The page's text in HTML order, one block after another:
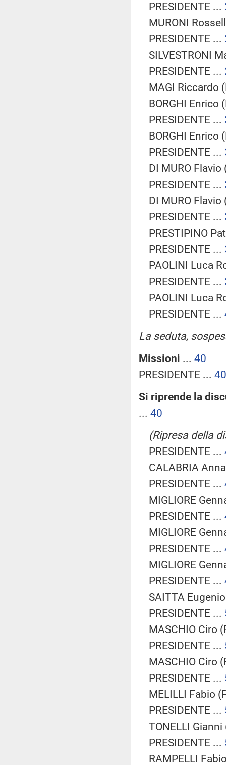
PRESIDENTE ...
MURONI
PRESIDENTE ...
SILVESTRONI
PRESIDENTE ...
MAGI Riccardo
BORGHI Enrico
PRESIDENTE ...
BORGHI Enrico
PRESIDENTE ...
DI MURO
PRESIDENTE ...
DI MURO
PRESIDENTE ...
PRESTIPINO
PRESIDENTE ...
PAOLINI Luca
PRESIDENTE ...
PAOLINI Luca
PRESIDENTE ...
La seduta,
Missioni ... 40
PRESIDENTE ... 40
Si riprende la
... 40
(Ripresa della
PRESIDENTE ...
CALABRIA
PRESIDENTE ...
MIGLIORE
PRESIDENTE ...
MIGLIORE
PRESIDENTE ...
MIGLIORE
PRESIDENTE ...
SAITTA
PRESIDENTE ...
MASCHIO Ciro
PRESIDENTE ...
MASCHIO Ciro
PRESIDENTE ...
MELILLI Fabio
PRESIDENTE ...
TONELLI
PRESIDENTE ...
RAMPELLI